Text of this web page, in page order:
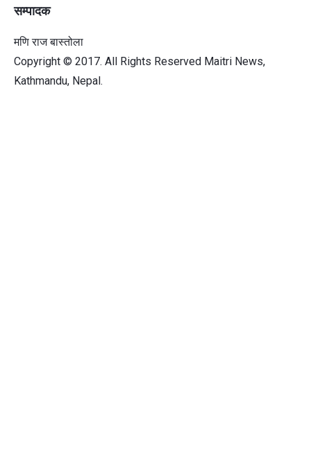
सम्पादक
मणि राज बास्तोला
Copyright © 2017. All Rights Reserved Maitri News,
Kathmandu, Nepal.